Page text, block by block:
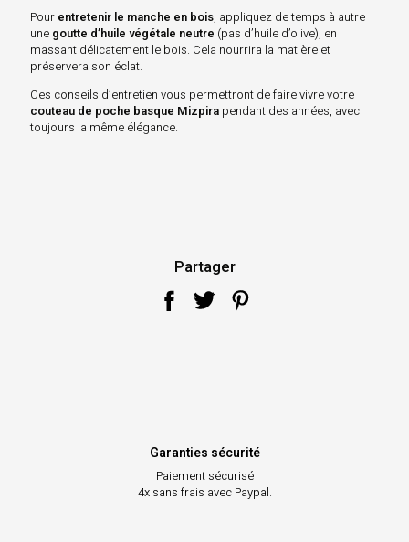
Pour entretenir le manche en bois, appliquez de temps à autre
une goutte d’huile végétale neutre (pas d’huile d’olive), en
massant délicatement le bois. Cela nourrira la matière et
préservera son éclat.
Ces conseils d’entretien vous permettront de faire vivre votre
couteau de poche basque Mizpirapendant des années, avec
toujours la même élégance.
Partager
Garanties sécurité
Paiement sécurisé
4x sans frais avec Paypal.